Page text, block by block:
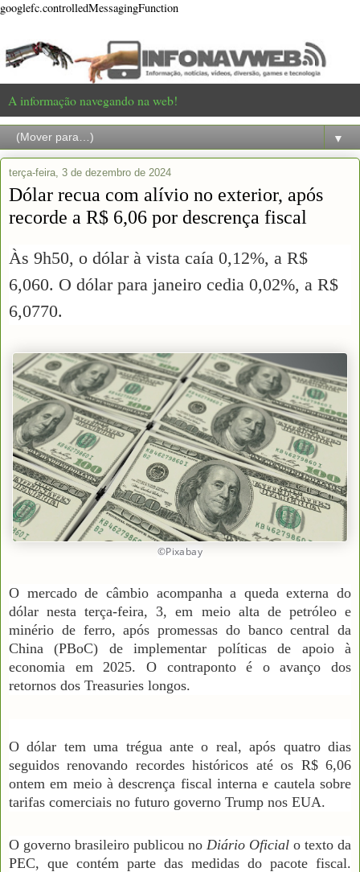
googlefc.controlledMessagingFunction
A informação navegando na web!
▼
terça-feira, 3 de dezembro de 2024
Dólar recua com alívio no exterior, após
recorde a R$ 6,06 por descrença fiscal
Às 9h50, o dólar à vista caía 0,12%, a R$
6,060. O dólar para janeiro cedia 0,02%, a R$
6,0770.
©Pixabay
O mercado de câmbio acompanha a queda externa do
dólar nesta terça-feira, 3, em meio alta de petróleo e
minério de ferro, após promessas do banco central da
China (PBoC) de implementar políticas de apoio à
economia em 2025. O contraponto é o avanço dos
retornos dos Treasuries longos.
O dólar tem uma trégua ante o real, após quatro dias
seguidos renovando recordes históricos até os R$ 6,06
ontem em meio à descrença fiscal interna e cautela sobre
tarifas comerciais no futuro governo Trump nos EUA.
O governo brasileiro publicou no Diário Oficial o texto da
PEC, que contém parte das medidas do pacote fiscal.